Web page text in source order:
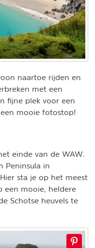
naartoe rijden en
met een
fijne plek voor een
mooie fotostop!
einde van de WAW.
Peninsula in
sta je op het meest
een mooie, heldere
Schotse heuvels te